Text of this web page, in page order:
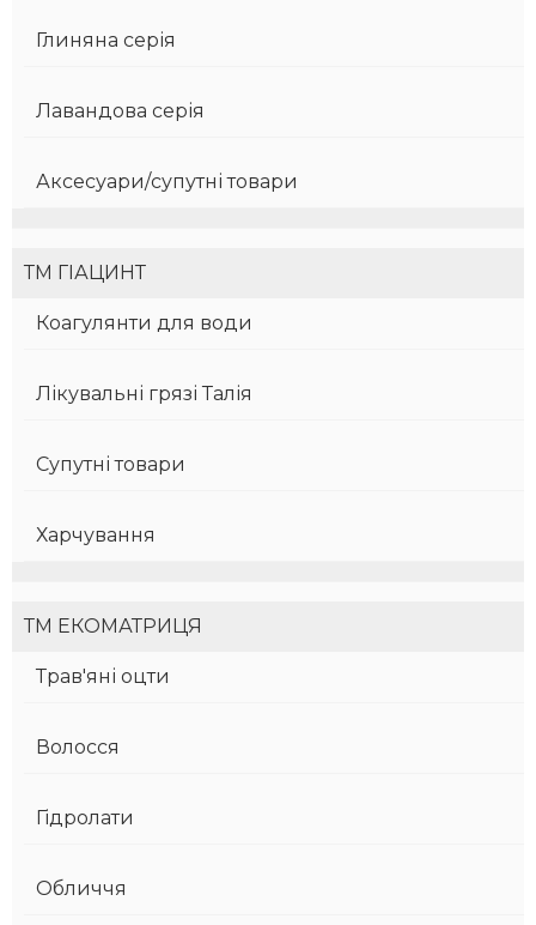
Глиняна серія
Лавандова серія
Аксесуари/супутні товари
ТМ ГІАЦИНТ
Коагулянти для води
Лікувальні грязі Талія
Супутні товари
Харчування
ТМ ЕКОМАТРИЦЯ
Трав'яні оцти
Волосся
Гідролати
Обличчя